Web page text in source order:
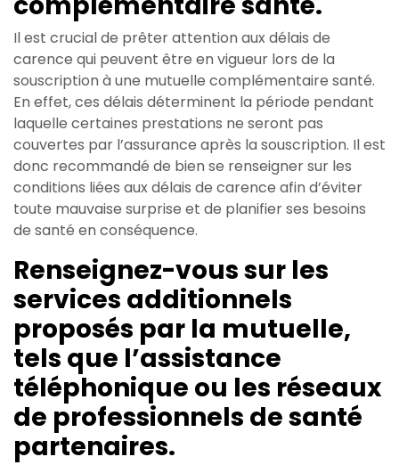
Il est crucial de prêter attention aux délais de
carence qui peuvent être en vigueur lors de la
souscription à une mutuelle complémentaire santé.
En effet, ces délais déterminent la période pendant
laquelle certaines prestations ne seront pas
couvertes par l’assurance après la souscription. Il est
donc recommandé de bien se renseigner sur les
conditions liées aux délais de carence afin d’éviter
toute mauvaise surprise et de planifier ses besoins
de santé en conséquence.
Renseignez-vous sur les
services additionnels
proposés par la mutuelle,
tels que l’assistance
téléphonique ou les réseaux
de professionnels de santé
partenaires.